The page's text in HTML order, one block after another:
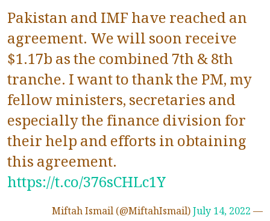
Pakistan and IMF have reached an
agreement. We will soon receive
$1.17b as the combined 7th & 8th
tranche. I want to thank the PM, my
fellow ministers, secretaries and
especially the finance division for
their help and efforts in obtaining
this agreement.
https://t.co/376sCHLc1Y
— Miftah Ismail (@MiftahIsmail)
July 14, 2022